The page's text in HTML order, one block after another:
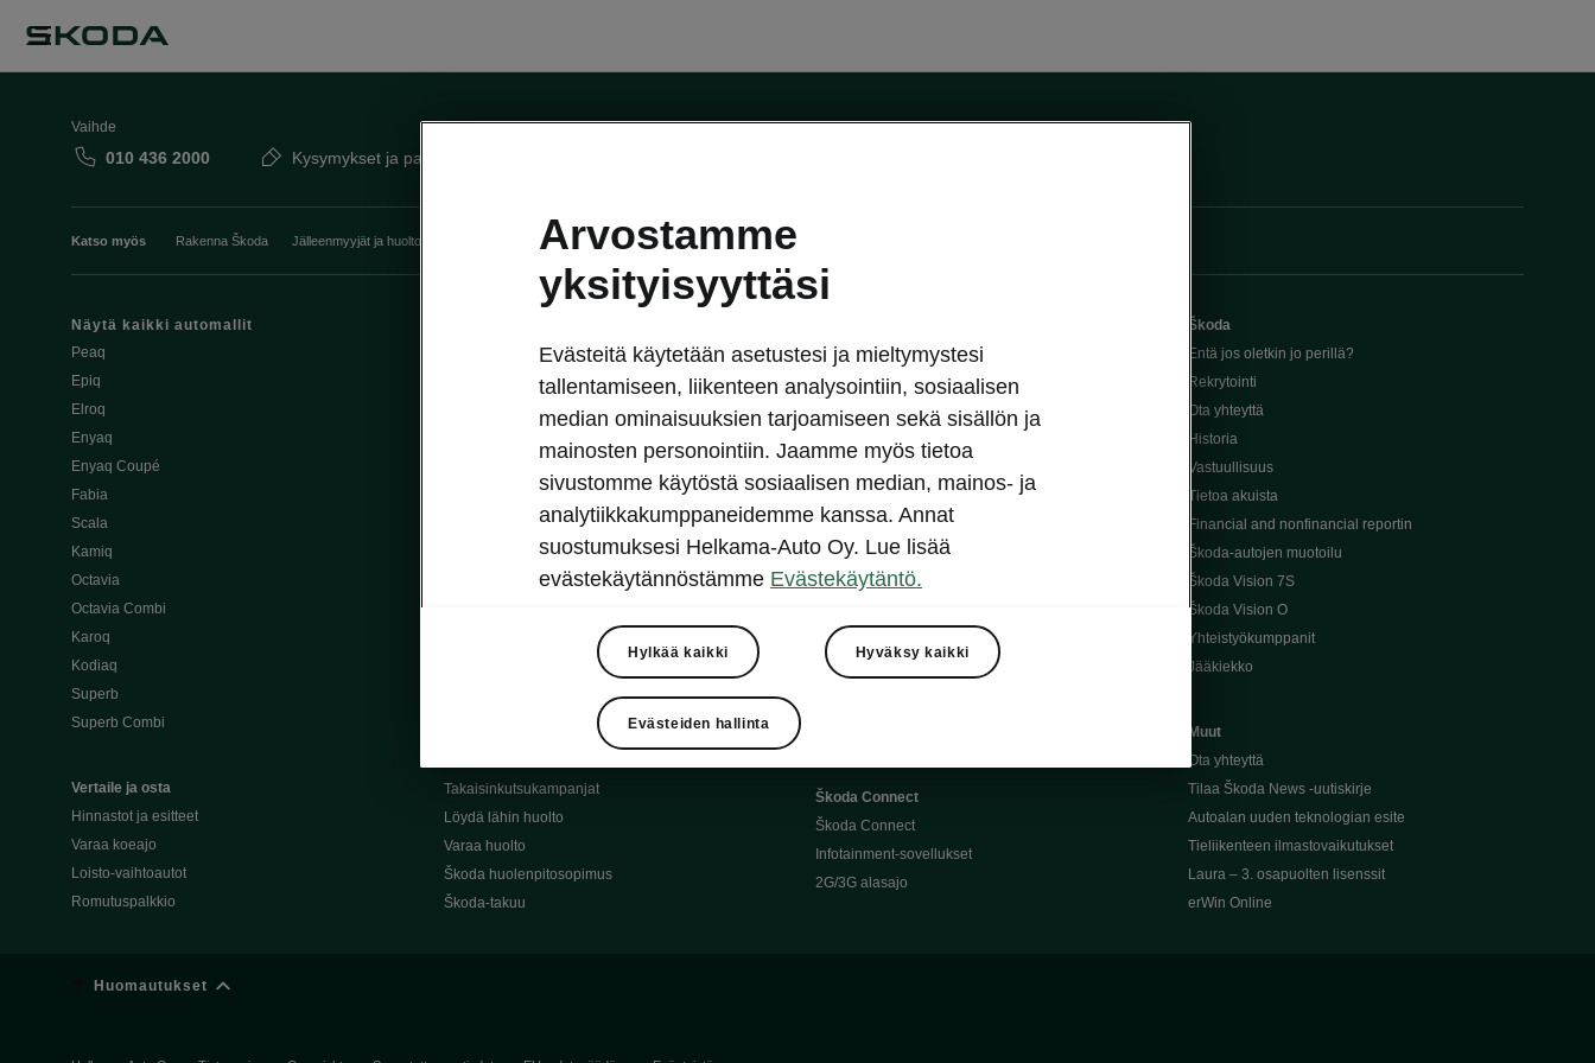
Vaihde
010 436 2000 Kysymykset ja palaute
Katso myös Rakenna Škoda Jälleenmyyjät ja huolto Heti vapaat Škoda-mallit Käyttöohjeet Škoda Shop
Näytä kaikki automallit
Peaq
Epiq
Elroq
Enyaq
Enyaq Coupé
Fabia
Scala
Kamiq
Octavia
Octavia Combi
Karoq
Kodiaq
Superb
Superb Combi
Vertaile ja osta
Hinnastot ja esitteet
Varaa koeajo
Loisto-vaihtoautot
Romutuspalkkio
Osta Škoda verkossa
Škoda Yksityisleasing
Škodan Vakuutus
Škoda 4×4 -mallit
Škoda-katumaasturimallit
Alkuperäiset Škoda-varaosat
Alkuperäiset Škoda-moottoriöljyt
Takaisinkutsukampanjat
Löydä lähin huolto
Varaa huolto
Škoda huolenpitosopimus
Škoda-takuu
Avustinjärjestelmät
Sähköautot ja hybridit
Sähköautot ja hybridit
Ladattavat hybridit
Vinkkejä sähköautoiluun
Ajoakku ja turvallisuus
Ohjelmiston päivitys
Kotilataus
Latauspisteet kartalla
Škoda Connect
Škoda Connect
Infotainment-sovellukset
2G/3G alasajo
Škoda
Entä jos oletkin jo perillä?
Rekrytointi
Ota yhteyttä
Historia
Vastuullisuus
Tietoa akuista
Financial and nonfinancial reportin
Škoda-autojen muotoilu
Škoda Vision 7S
Škoda Vision O
Yhteistyökumppanit
Jääkiekko
Muut
Ota yhteyttä
Tilaa Škoda News -uutiskirje
Autoalan uuden teknologian esite
Tieliikenteen ilmastovaikutukset
Laura – 3. osapuolten lisenssit
erWin Online
Huomautukset
Arvostamme
yksityisyyttäsi
Evästeitä käytetään asetustesi ja mieltymystesi
tallentamiseen, liikenteen analysointiin, sosiaalisen
median ominaisuuksien tarjoamiseen sekä sisällön ja
mainosten personointiin. Jaamme myös tietoa
sivustomme käytöstä sosiaalisen median, mainos- ja
analytiikkakumppaneidemme kanssa. Annat
suostumuksesi Helkama-Auto Oy. Lue lisää
evästekäytännöstämme Evästekäytäntö.
Hylkää kaikki Hyväksy kaikki
Evästeiden hallinta